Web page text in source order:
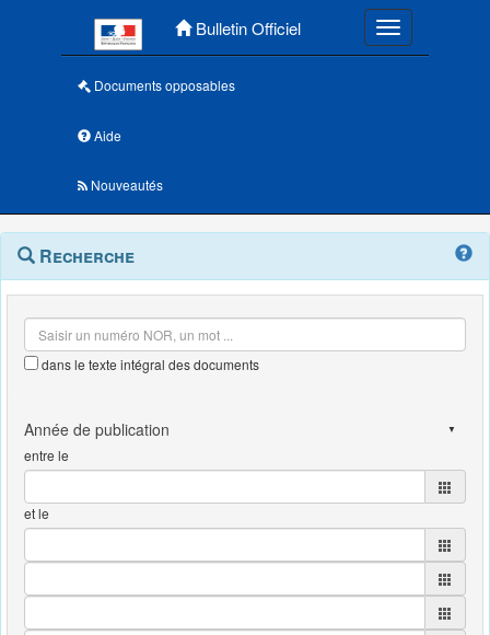
Bulletin Officiel Toggle
Documents opposables
Aide
Nouveautés
Navigation
outils
Menu
contextuel
Recherche
dans le texte intégral des documents
entre le
et le